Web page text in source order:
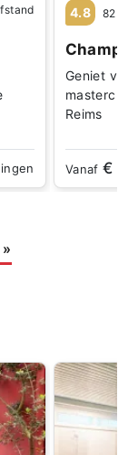
4.8 82
Geniet
Reims
Vanaf€
»